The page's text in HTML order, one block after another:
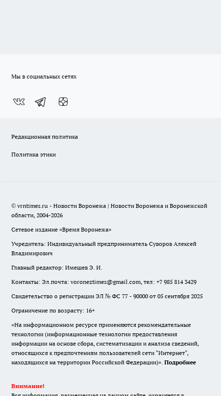
Мы в социальных сетях
Редакционная политика
Политика этики
© vrntimes.ru - Новости Воронежа | Новости Воронежа и Воронежской
области, 2004-2026
Сетевое издание «Время Воронежа»
Учредитель: Индивидуальный предприниматель Суворов Алексей
Владимирович
Главный редактор: Имешев Э. И.
Контакты: Эл.почта: voroneztimes@gmail.com, тел: +7 985 814 3429
Свидетельство о регистрации ЭЛ № ФС 77 - 90000 от 05 сентября 2025
Ограничение по возрасту: 16+
«На информационном ресурсе применяются рекомендательные
технологии (информационные технологии предоставления
информации на основе сбора, систематизации и анализа сведений,
относящихся к предпочтениям пользователей сети "Интернет",
находящихся на территории Российской Федерации)». Подробнее
Внимание!